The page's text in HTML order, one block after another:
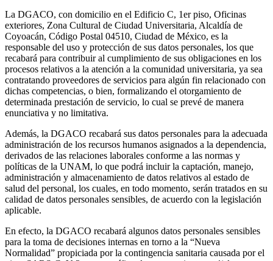
La DGACO, con domicilio en el Edificio C, 1er piso, Oficinas
exteriores, Zona Cultural de Ciudad Universitaria, Alcaldía de
Coyoacán, Código Postal 04510, Ciudad de México, es la
responsable del uso y protección de sus datos personales, los que
recabará para contribuir al cumplimiento de sus obligaciones en los
procesos relativos a la atención a la comunidad universitaria, ya sea
contratando proveedores de servicios para algún fin relacionado con
dichas competencias, o bien, formalizando el otorgamiento de
determinada prestación de servicio, lo cual se prevé de manera
enunciativa y no limitativa.
Además, la DGACO recabará sus datos personales para la adecuada
administración de los recursos humanos asignados a la dependencia,
derivados de las relaciones laborales conforme a las normas y
políticas de la UNAM, lo que podrá incluir la captación, manejo,
administración y almacenamiento de datos relativos al estado de
salud del personal, los cuales, en todo momento, serán tratados en su
calidad de datos personales sensibles, de acuerdo con la legislación
aplicable.
En efecto, la DGACO recabará algunos datos personales sensibles
para la toma de decisiones internas en torno a la “Nueva
Normalidad” propiciada por la contingencia sanitaria causada por el